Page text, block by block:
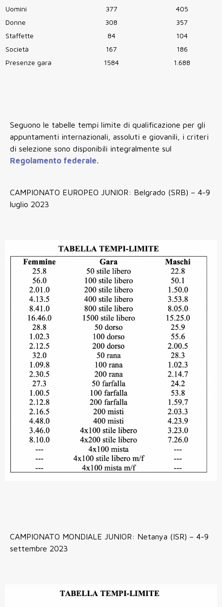
Uomini
377
405
Donne
308
357
Staffette
84
104
Società
167
186
Presenze gara
1584 1.688
Seguono le tabelle tempi limite di qualificazione per gli
appuntamenti internazionali, assoluti e giovanili, i criteri
di selezione sono disponibili integralmente sul
Regolamento federale.
CAMPIONATO EUROPEO JUNIOR: Belgrado (SRB) – 4-9
luglio 2023
CAMPIONATO MONDIALE JUNIOR: Netanya (ISR) – 4-9
settembre 2023